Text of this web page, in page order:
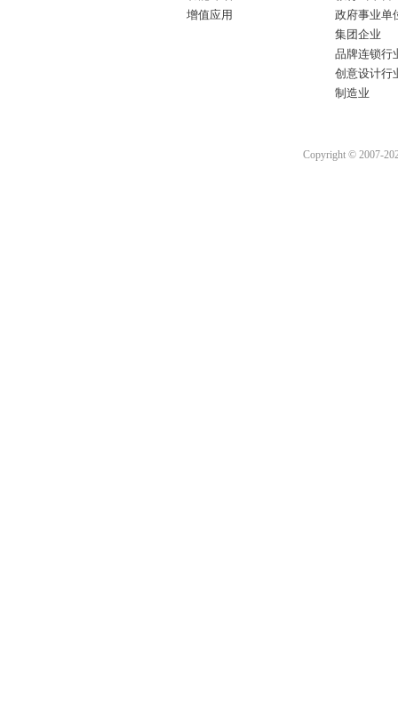
增值应用
政府事业单
集团企业
品牌连锁行
创意设计行
制造业
Copyright © 2007-